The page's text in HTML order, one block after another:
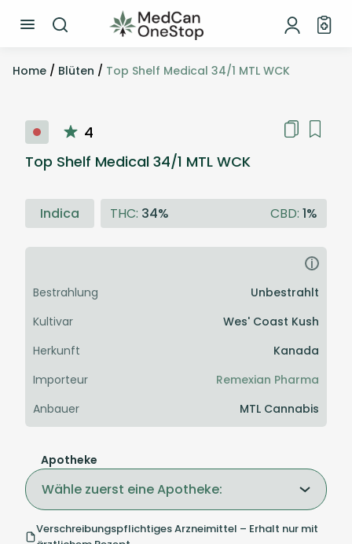
Home / Blüten / Top Shelf Medical 34/1 MTL WCK
4
Top Shelf Medical 34/1 MTL WCK
Indica THC: 34% CBD: 1%
i
Bestrahlung
Unbestrahlt
Kultivar
Wes' Coast Kush
Herkunft
Kanada
Importeur
Remexian Pharma
Anbauer
MTL Cannabis
Apotheke
Wähle zuerst eine Apotheke:
Verschreibungspflichtiges Arzneimittel – Erhalt nur mit